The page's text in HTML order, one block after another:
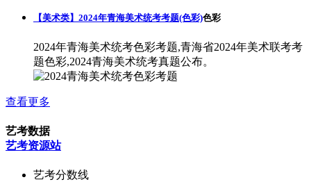
【美术类】2024年青海美术统考考题(色彩)色彩
2024年青海美术统考色彩考题,青海省2024年美术联考考
题色彩,2024青海美术统考真题公布。
查看更多
艺考数据
艺考资源站
艺考分数线